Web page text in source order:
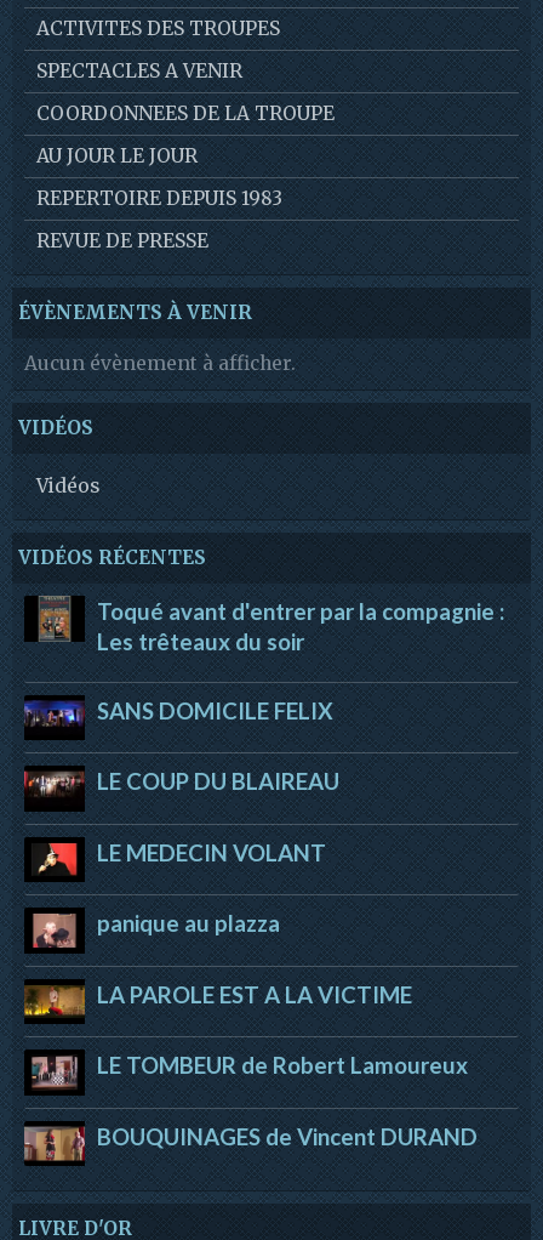
ACTIVITES DES TROUPES
SPECTACLES A VENIR
COORDONNEES DE LA TROUPE
AU JOUR LE JOUR
REPERTOIRE DEPUIS 1983
REVUE DE PRESSE
ÉVÈNEMENTS À VENIR
Aucun évènement à afficher.
VIDÉOS
Vidéos
VIDÉOS RÉCENTES
Toqué avant d'entrer par la compagnie :
Les trêteaux du soir
SANS DOMICILE FELIX
LE COUP DU BLAIREAU
LE MEDECIN VOLANT
panique au plazza
LA PAROLE EST A LA VICTIME
LE TOMBEUR de Robert Lamoureux
BOUQUINAGES de Vincent DURAND
LIVRE D'OR